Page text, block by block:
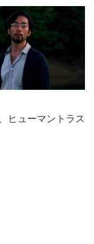
ヒューマントラス